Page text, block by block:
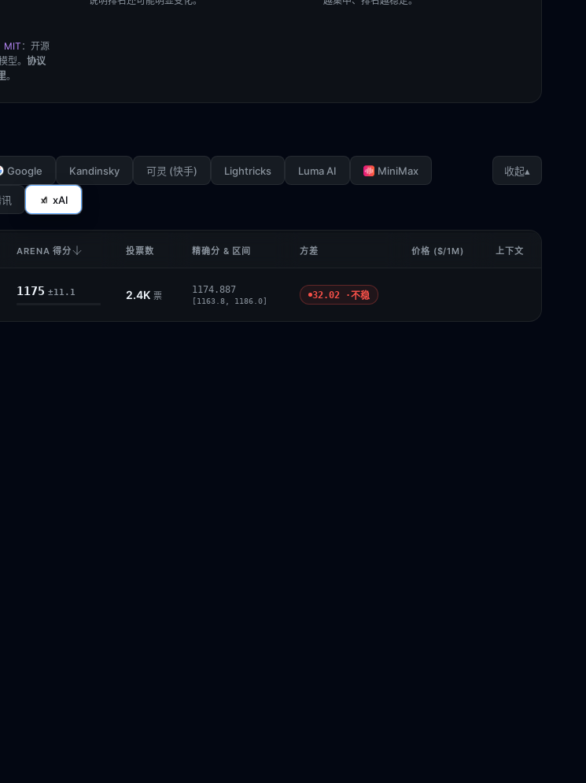
MIT ：开源
型。 协议
。
Google Kandinsky 可灵 (快手) Lightricks Luma AI MiniMax
xAI
收起▴
ARENA 得分 投票数 精确分 & 区间 方差 价格 ($/1M) 上下文
1175 ±11.1 2.4K 票
1174.887
[1163.8, 1186.0]
32.02 ·不稳